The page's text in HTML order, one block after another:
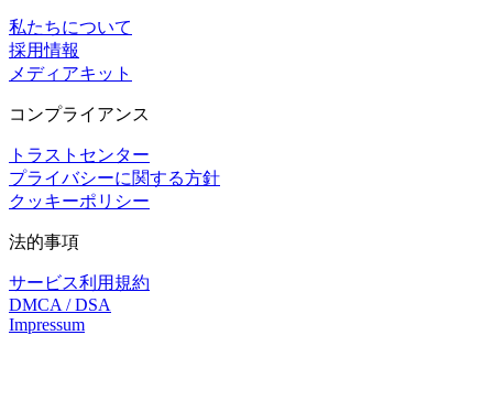
私たちについて
採用情報
メディアキット
コンプライアンス
トラストセンター
プライバシーに関する方針
クッキーポリシー
法的事項
サービス利用規約
DMCA / DSA
Impressum